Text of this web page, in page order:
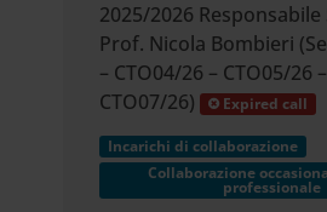
2025/2026
Prof. Nicola Bombieri
– CTO04/26 – CTO05/26
CTO07/26)
Expired call
Incarichi di collaborazione
Collaborazione
professionale